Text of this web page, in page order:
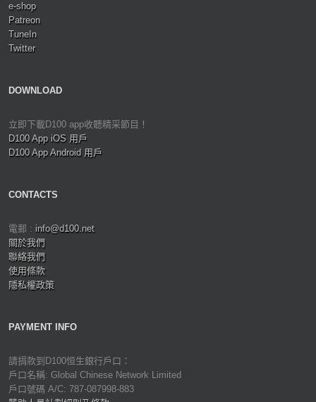
e-shop
Patreon
TuneIn
Twitter
DOWNLOAD
立即下載D100 app收聽精采節目！
D100 App iOS 用戶
D100 App Android 用戶
CONTACTS
電郵 : info@d100.net
關於我們
聯絡我們
使用條款
隱私權政策
PAYMENT INFO
請捐款到D100恒生銀行戶口：
戶口名稱: Global Chinese Network Limited
戶口號碼 A/C: 787-087998-883